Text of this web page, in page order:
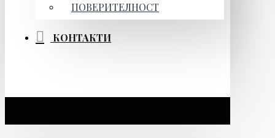
ПОВЕРИТЕЛНОСТ
КОНТАКТИ